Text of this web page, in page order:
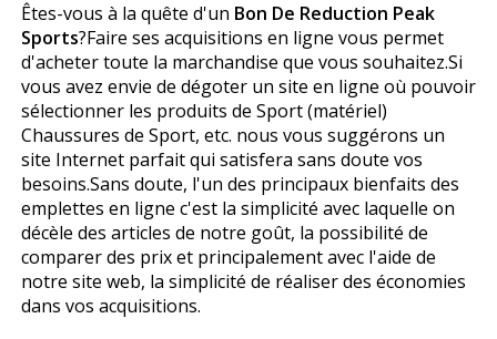
Êtes-vous à la quête d'un Bon De Reduction Peak
Sports?Faire ses acquisitions en ligne vous permet
d'acheter toute la marchandise que vous souhaitez.Si
vous avez envie de dégoter un site en ligne où pouvoir
sélectionner les produits de Sport (matériel)
Chaussures de Sport, etc. nous vous suggérons un
site Internet parfait qui satisfera sans doute vos
besoins.Sans doute, l'un des principaux bienfaits des
emplettes en ligne c'est la simplicité avec laquelle on
décèle des articles de notre goût, la possibilité de
comparer des prix et principalement avec l'aide de
notre site web, la simplicité de réaliser des économies
dans vos acquisitions.